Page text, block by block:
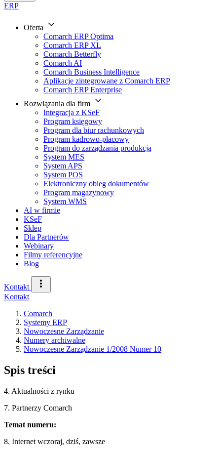
ERP
Oferta
Comarch ERP Optima
Comarch ERP XL
Comarch Betterfly
Comarch AI
Comarch Business Intelligence
Aplikacje zintegrowane z Comarch ERP
Comarch ERP Enterprise
Rozwiązania dla firm
Integracja z KSeF
Program księgowy
Program dla biur rachunkowych
Program kadrowo-płacowy
Program do zarządzania produkcją
System MES
System APS
System POS
Elektroniczny obieg dokumentów
Program magazynowy
System WMS
AI w firmie
KSeF
Sklep
Dla Partnerów
Webinary
Filmy referencyjne
Blog
Kontakt
Kontakt
Comarch
Systemy ERP
Nowoczesne Zarządzanie
Numery archiwalne
Nowoczesne Zarządzanie 1/2008 Numer 10
Spis treści
4. Aktualności z rynku
7. Partnerzy Comarch
Temat numeru:
8. Internet wczoraj, dziś, zawsze